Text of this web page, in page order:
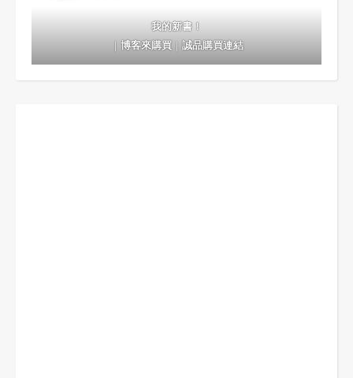
我的新書！
｜博客來購買｜誠品購買連結